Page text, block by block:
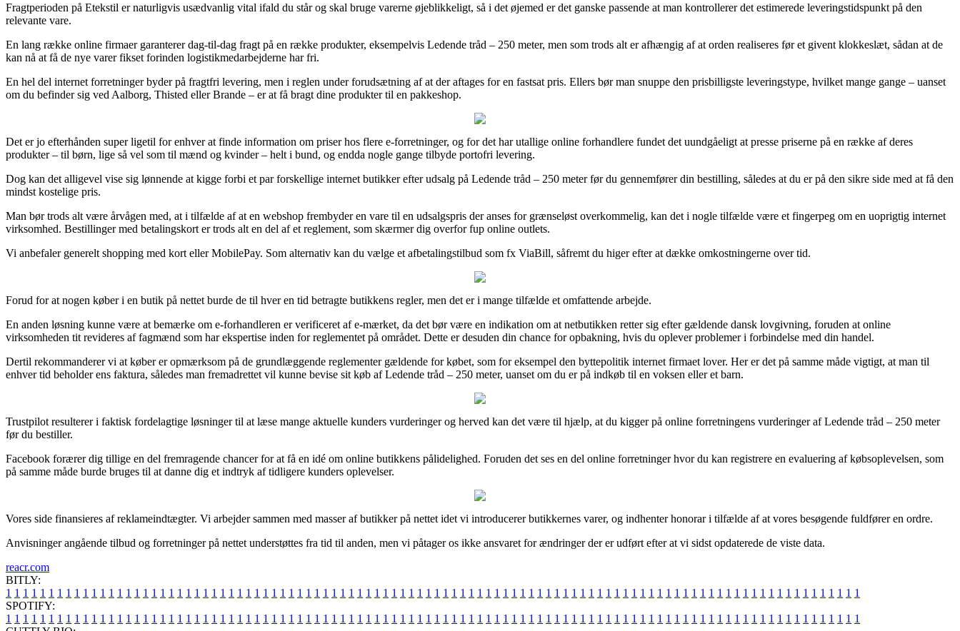
Fragtperioden på Etekstil er naturligvis usædvanlig vital ifald du står og skal bruge varerne øjeblikkeligt, så i det øjemed er det ganske passende at man kontrollerer det estimerede leveringstidspunkt på den
relevante vare.
En lang række online firmaer garanterer dag-til-dag fragt på en række produkter, eksempelvis Ledende tråd – 250 meter, men som trods alt er afhængig af at orden realiseres før et givent klokkeslæt, sådan at de
kan nå at få de nye varer fikset forinden logistikmedarbejderne har fri.
En hel del internet forretninger byder på fragtfri levering, men i reglen under forudsætning af at der aftages for en fastsat pris. Ellers bør man snuppe den prisbilligste leveringstype, hvilket mange gange – uanset
om du befinder sig ved Aalborg, Thisted eller Brande – er at få bragt dine produkter til en pakkeshop.
Det er jo efterhånden super ligetil for enhver at finde information om priser hos flere e-forretninger, og for det har utallige online forhandlere fundet det uundgåeligt at presse priserne på en række af deres
produkter – til børn, lige så vel som til mænd og kvinder – helt i bund, og endda nogle gange tilbyde portofri levering.
Dog kan det alligevel vise sig lønnende at kigge forbi et par forskellige internet butikker efter udsalg på Ledende tråd – 250 meter før du gennemfører din bestilling, således at du er på den sikre side med at få den
mindst kostelige pris.
Man bør trods alt være årvågen med, at i tilfælde af at en webshop frembyder en vare til en udsalgspris der anses for grænseløst overkommelig, kan det i nogle tilfælde være et fingerpeg om en uoprigtig internet
virksomhed. Bestillinger med betalingskort er trods alt en del af et reglement, som skærmer dig overfor fup online outlets.
Vi anbefaler generelt shopping med kort eller MobilePay. Som alternativ kan du vælge et afbetalingstilbud som fx ViaBill, såfremt du higer efter at dække omkostningerne over tid.
Forud for at nogen køber i en butik på nettet burde de til hver en tid betragte butikkens regler, men det er i mange tilfælde et omfattende arbejde.
En anden løsning kunne være at bemærke om e-forhandleren er verificeret af e-mærket, da det bør være en indikation om at netbutikken retter sig efter gældende dansk lovgivning, foruden at online
virksomheden tit revideres af fagmænd som har ekspertise inden for reglementet på området. Dette er desuden din chance for opbakning, hvis du oplever problemer i forbindelse med din handel.
Dertil rekommanderer vi at køber er opmærksom på de grundlæggende reglementer gældende for købet, som for eksempel den byttepolitik internet firmaet lover. Her er det på samme måde vigtigt, at man til
enhver tid beholder ens faktura, således man fremadrettet vil kunne bevise sit køb af Ledende tråd – 250 meter, uanset om du er på indkøb til en voksen eller et barn.
Trustpilot resulterer i faktisk fordelagtige løsninger til at læse mange aktuelle kunders vurderinger og herved kan det være til hjælp, at du kigger på online forretningens vurderinger af Ledende tråd – 250 meter
før du bestiller.
Facebook forærer dig tillige en del fremragende chancer for at få en idé om online butikkens pålidelighed. Foruden det ses en del online forretninger hvor du kan registrere en evaluering af købsoplevelsen, som
på samme måde burde bruges til at danne dig et indtryk af tidligere kunders oplevelser.
Vores side finansieres af reklameindtægter. Vi arbejder sammen med masser af butikker på nettet idet vi introducerer butikkernes varer, og indhenter honorar i tilfælde af at vores besøgende fuldfører en ordre.
Anvisninger angående tilbud og forretninger på nettet understøttes fra tid til anden, men vi påtager os ikke ansvaret for ændringer der er udført efter at vi sidst opdaterede de viste data.
reacr.com
BITLY:
1 1 1 1 1 1 1 1 1 1 1 1 1 1 1 1 1 1 1 1 1 1 1 1 1 1 1 1 1 1 1 1 1 1 1 1 1 1 1 1 1 1 1 1 1 1 1 1 1 1 1 1 1 1 1 1 1 1 1 1 1 1 1 1 1 1 1 1 1 1 1 1 1 1 1 1 1 1 1 1 1 1 1 1 1 1 1 1 1 1 1 1 1 1 1 1 1 1 1 1
SPOTIFY:
1 1 1 1 1 1 1 1 1 1 1 1 1 1 1 1 1 1 1 1 1 1 1 1 1 1 1 1 1 1 1 1 1 1 1 1 1 1 1 1 1 1 1 1 1 1 1 1 1 1 1 1 1 1 1 1 1 1 1 1 1 1 1 1 1 1 1 1 1 1 1 1 1 1 1 1 1 1 1 1 1 1 1 1 1 1 1 1 1 1 1 1 1 1 1 1 1 1 1 1